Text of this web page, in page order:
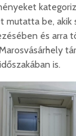
mutatta be,
és arra
is.